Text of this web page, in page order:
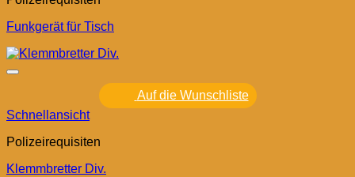
Funkgerät für Tisch
Auf die Wunschliste
Schnellansicht
Polizeirequisiten
Klemmbretter Div.